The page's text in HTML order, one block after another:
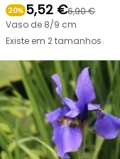
20% 5,52 €6,90 €
Vaso de 8/9 cm
Existe em 2 tamanhos